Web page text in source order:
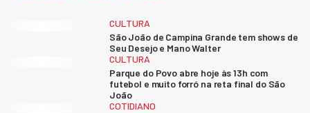
CULTURA
São João de Campina Grande tem shows de
Seu Desejo e Mano Walter
CULTURA
Parque do Povo abre hoje às 13h com
futebol e muito forró na reta final do São
João
COTIDIANO